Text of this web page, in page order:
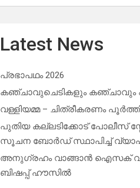
Latest News
പ്രഭാപഥം 2026
കഞ്ചാവുചെടികളും കഞ്ചാവും
വള്ളിയമ്മ – ചിത്രീകരണം
പുതിയ കല്ലടിക്കോട് പോലീസ്
സൂചന ബോർഡ് സ്ഥാപിച്ച്
അനുഗ്രഹം വാങ്ങാൻ ഐസക്
ബിഷപ്പ് ഹൗസില്‍